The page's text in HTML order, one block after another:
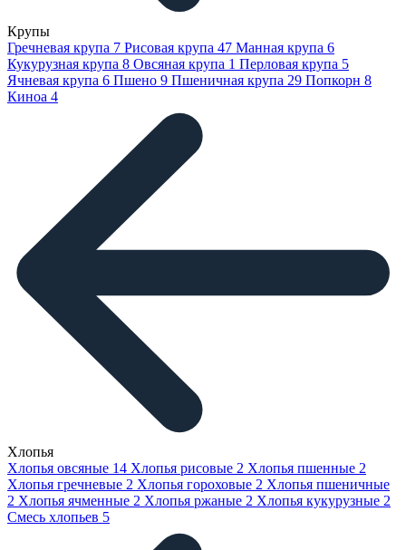
Крупы
Гречневая крупа 7 Рисовая крупа 47 Манная крупа 6
Кукурузная крупа 8 Овсяная крупа 1 Перловая крупа 5
Ячневая крупа 6 Пшено 9 Пшеничная крупа 29 Попкорн 8
Киноа 4
Хлопья
Хлопья овсяные 14 Хлопья рисовые 2 Хлопья пшенные 2
Хлопья гречневые 2 Хлопья гороховые 2 Хлопья пшеничные
2 Хлопья ячменные 2 Хлопья ржаные 2 Хлопья кукурузные 2
Смесь хлопьев 5